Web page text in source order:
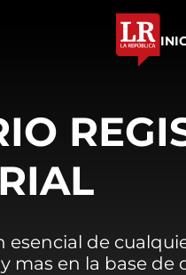
esencial de
mas en la base